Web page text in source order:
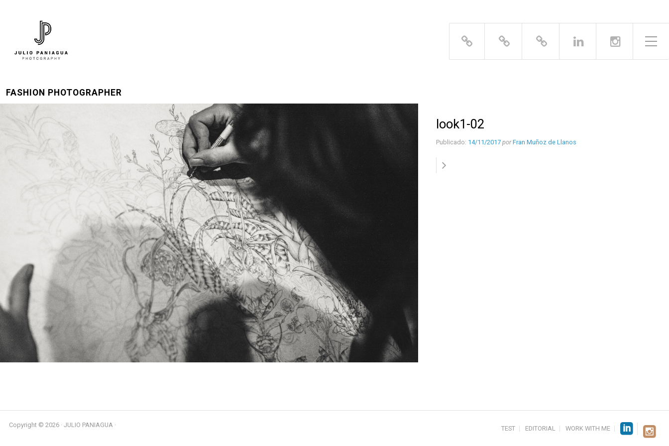
Alternar el menú lateral
FASHION PHOTOGRAPHER
look1-02
Publicado: 14/11/2017 por Fran Muñoz de Llanos
Copyright © 2026 · JULIO PANIAGUA · TEST EDITORIAL WORK WITH ME